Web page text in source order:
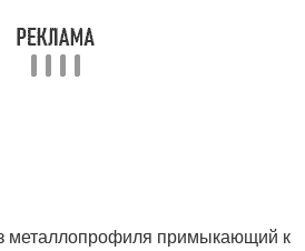
металлопрофиля примыкающий к